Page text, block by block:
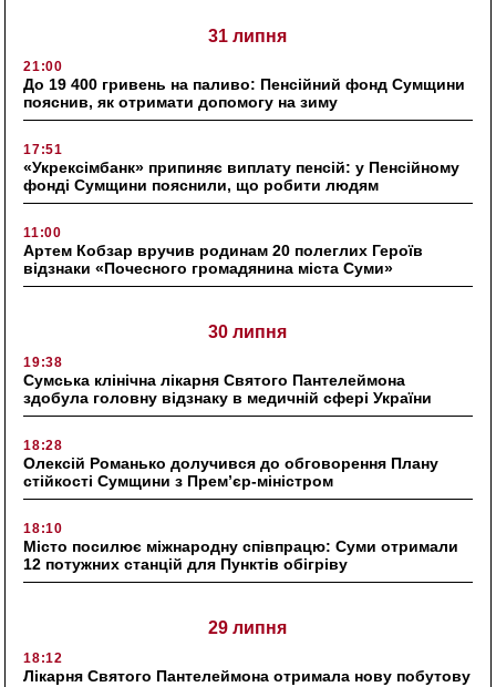
31 липня
21:00
До 19 400 гривень на паливо: Пенсійний фонд Сумщини
пояснив, як отримати допомогу на зиму
17:51
«Укрексімбанк» припиняє виплату пенсій: у Пенсійному
фонді Сумщини пояснили, що робити людям
11:00
Артем Кобзар вручив родинам 20 полеглих Героїв
відзнаки «Почесного громадянина міста Суми»
30 липня
19:38
Сумська клінічна лікарня Святого Пантелеймона
здобула головну відзнаку в медичній сфері України
18:28
Олексій Романько долучився до обговорення Плану
стійкості Сумщини з Прем’єр-міністром
18:10
Місто посилює міжнародну співпрацю: Суми отримали
12 потужних станцій для Пунктів обігріву
29 липня
18:12
Лікарня Святого Пантелеймона отримала нову побутову